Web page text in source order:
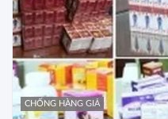
CHỐNG HÀNG GIẢ